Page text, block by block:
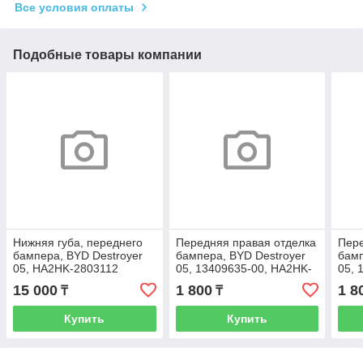
Все условия оплаты
Подобные товары компании
Нижняя губа, переднего
бампера, BYD Destroyer
05, HA2HK-2803112
15 000 ₸
Купить
Передняя правая отделка
бампера, BYD Destroyer
05, 13409635-00, HA2HK-
1 800₸
Купить
05,
1